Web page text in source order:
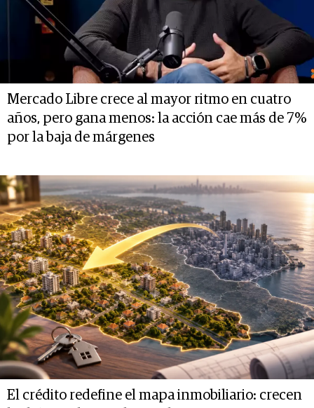
Mercado Libre crece al mayor ritmo en cuatro
años, pero gana menos: la acción cae más de 7%
por la baja de márgenes
El crédito redefine el mapa inmobiliario: crecen